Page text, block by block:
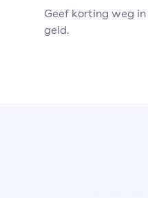
Geef korting weg
geld.